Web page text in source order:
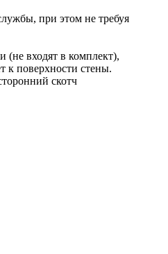
при этом не требуя
(не входят в комплект),
к поверхности стены.
скотч